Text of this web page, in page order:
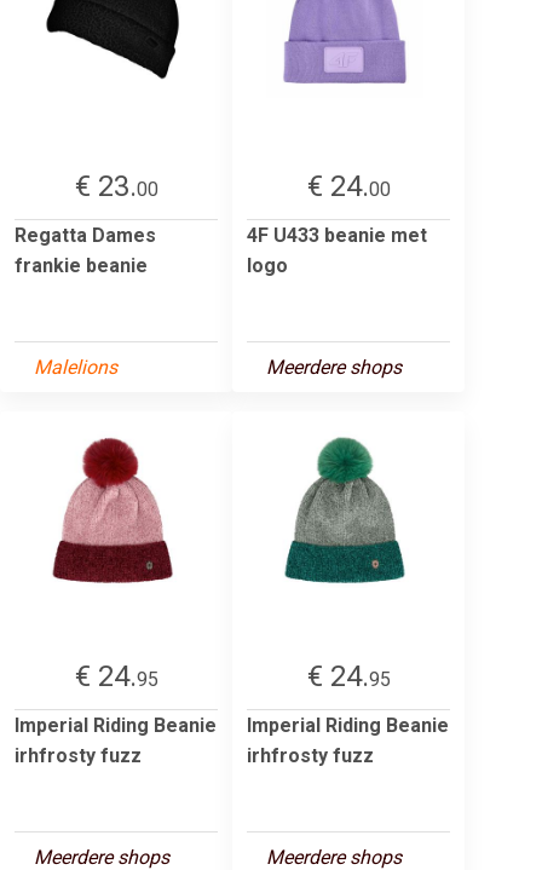
€ 23.00
Regatta Dames
frankie beanie
Malelions
€ 24.00
4F U433 beanie met
logo
Meerdere shops
€ 24.95
Imperial Riding Beanie
irhfrosty fuzz
Meerdere shops
€ 24.95
Imperial Riding Beanie
irhfrosty fuzz
Meerdere shops